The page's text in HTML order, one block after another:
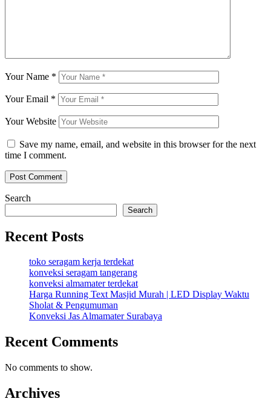
Your Name *
Your Email *
Your Website
Save my name, email, and website in this browser for the next
time I comment.
Search
Search
Recent Posts
toko seragam kerja terdekat
konveksi seragam tangerang
konveksi almamater terdekat
Harga Running Text Masjid Murah | LED Display Waktu
Sholat & Pengumuman
Konveksi Jas Almamater Surabaya
Recent Comments
No comments to show.
Archives